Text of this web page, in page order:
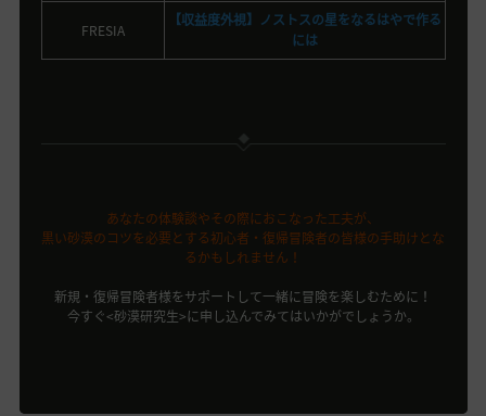
FRESIA
【収益度外視】ノストスの星をなるはやで作る
には
あなたの体験談やその際におこなった工夫が、
黒い砂漠のコツを必要とする初心者・復帰冒険者の皆様の手助けとな
るかもしれません！
新規・復帰冒険者様をサポートして一緒に冒険を楽しむために！
今すぐ<砂漠研究生>に申し込んでみてはいかがでしょうか。